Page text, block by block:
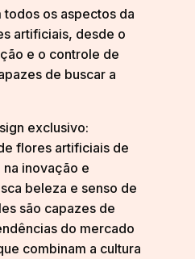
os aspectos da
artificiais, desde o
e o controle de
de buscar a
exclusivo:
flores artificiais de
inovação e
beleza e senso de
são capazes de
do mercado
combinam a cultura